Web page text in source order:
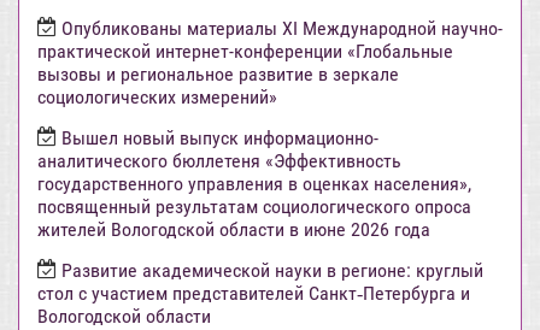
Опубликованы материалы XI Международной научно-
практической интернет-конференции «Глобальные
вызовы и региональное развитие в зеркале
социологических измерений»
Вышел новый выпуск информационно-
аналитического бюллетеня «Эффективность
государственного управления в оценках населения»,
посвященный результатам социологического опроса
жителей Вологодской области в июне 2026 года
Развитие академической науки в регионе: круглый
стол с участием представителей Санкт‑Петербурга и
Вологодской области